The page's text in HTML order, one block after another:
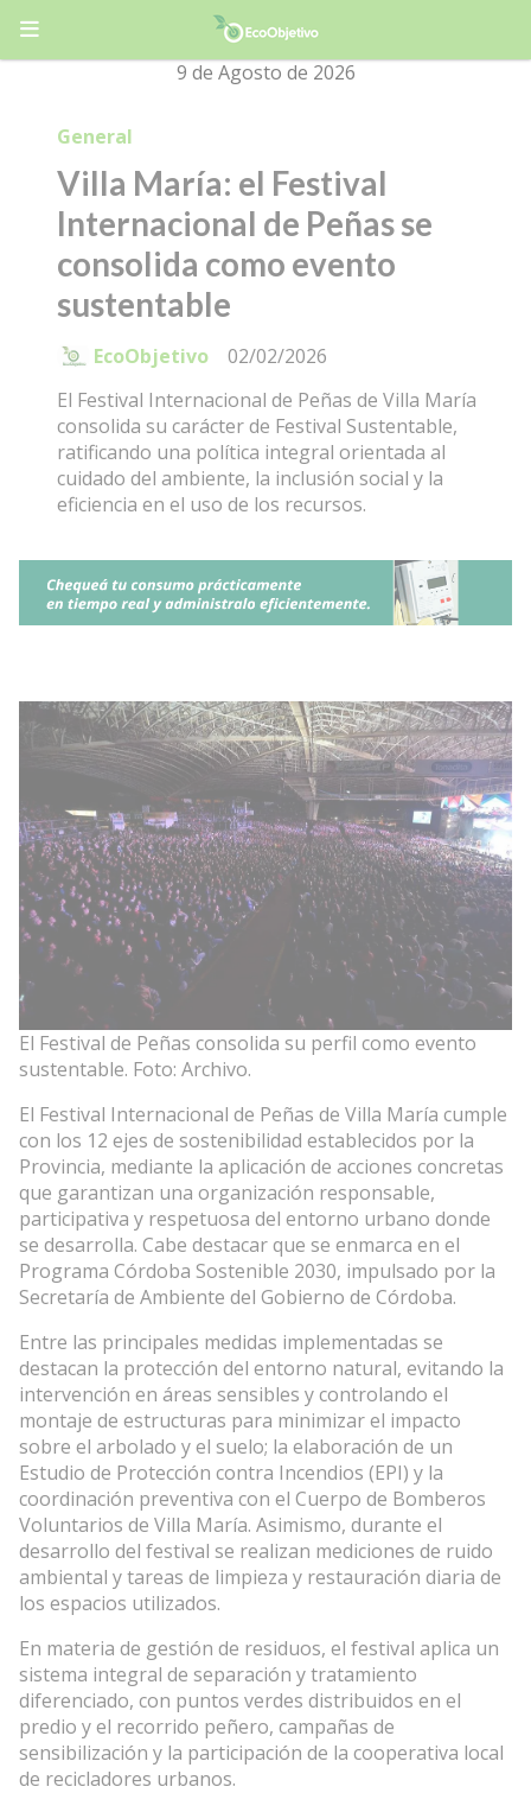
9 de Agosto de 2026
Villa María: el Festival
Internacional de Peñas se
consolida como evento
sustentable
El Festival Internacional de Peñas de Villa María
consolida su carácter de Festival Sustentable,
ratificando una política integral orientada al
cuidado del ambiente, la inclusión social y la
eficiencia en el uso de los recursos.
General
02/02/2026
EcoObjetivo
El Festival de Peñas consolida su perfil como evento
sustentable. Foto: Archivo.
El Festival Internacional de Peñas de Villa María cumple
con los 12 ejes de sostenibilidad establecidos por la
Provincia, mediante la aplicación de acciones concretas
que garantizan una organización responsable,
participativa y respetuosa del entorno urbano donde
se desarrolla. Cabe destacar que se enmarca en el
Programa Córdoba Sostenible 2030, impulsado por la
Secretaría de Ambiente del Gobierno de Córdoba.
Entre las principales medidas implementadas se
destacan la protección del entorno natural, evitando la
intervención en áreas sensibles y controlando el
montaje de estructuras para minimizar el impacto
sobre el arbolado y el suelo; la elaboración de un
Estudio de Protección contra Incendios (EPI) y la
coordinación preventiva con el Cuerpo de Bomberos
Voluntarios de Villa María. Asimismo, durante el
desarrollo del festival se realizan mediciones de ruido
ambiental y tareas de limpieza y restauración diaria de
los espacios utilizados.
En materia de gestión de residuos, el festival aplica un
sistema integral de separación y tratamiento
diferenciado, con puntos verdes distribuidos en el
predio y el recorrido peñero, campañas de
sensibilización y la participación de la cooperativa local
de recicladores urbanos.